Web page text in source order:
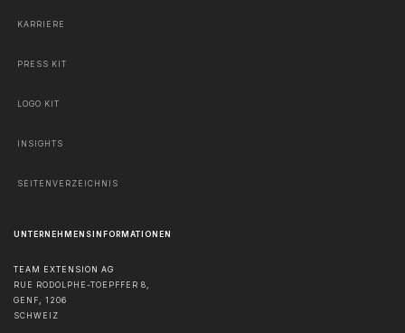
KARRIERE
PRESS KIT
LOGO KIT
INSIGHTS
SEITENVERZEICHNIS
UNTERNEHMENSINFORMATIONEN
TEAM EXTENSION AG
RUE RODOLPHE-TOEPFFER 8,
GENF, 1206
SCHWEIZ